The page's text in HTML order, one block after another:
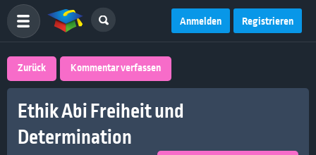
Anmelden Registrieren
Zurück Kommentar verfassen
Ethik Abi Freiheit und
Determination